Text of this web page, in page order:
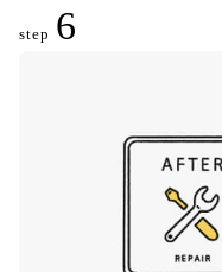
step 6